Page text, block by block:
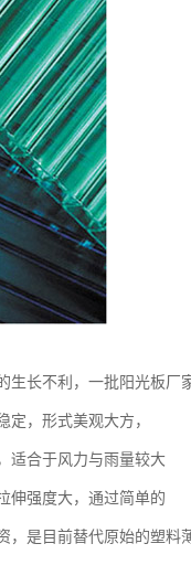
长不利，一批阳光板厂
，形式美观大方，
适合于风力与雨量较大
伸强度大，通过简单的
是目前替代原始的塑料